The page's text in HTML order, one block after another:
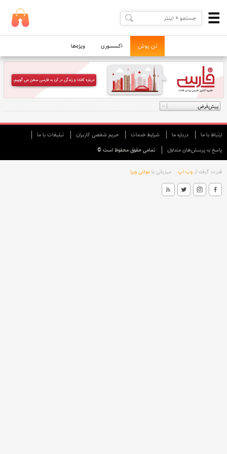
تن پوش اکسسوری ویژه‌ها
ارتباط با ما درباره ما شرایط خدمات حريم شخصی كاربران
تبليغات با ما
پاسخ به پرسش‌های متداول
تمامی حقوق محفوظ است ©
قدرت گرفته از وب اپ میزبانی بامولتی ویرا